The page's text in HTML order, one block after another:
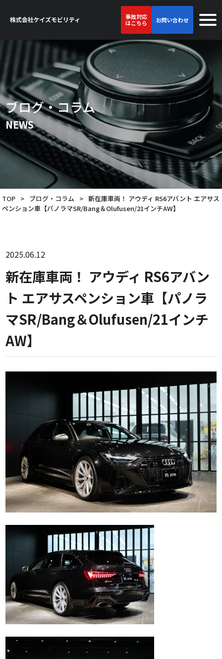
事故対応
はこちら
お問い合わせ
ブログ・コラム
NEWS
TOP > ブログ・コラム > 新在庫車両！ アウディ RS6アバント エアサス
ペンション車【パノラマSR/Bang＆Olufusen/21インチAW】
2025.06.12
新在庫車両！ アウディ RS6アバン
ト エアサスペンション車【パノラ
マSR/Bang＆Olufusen/21インチ
AW】